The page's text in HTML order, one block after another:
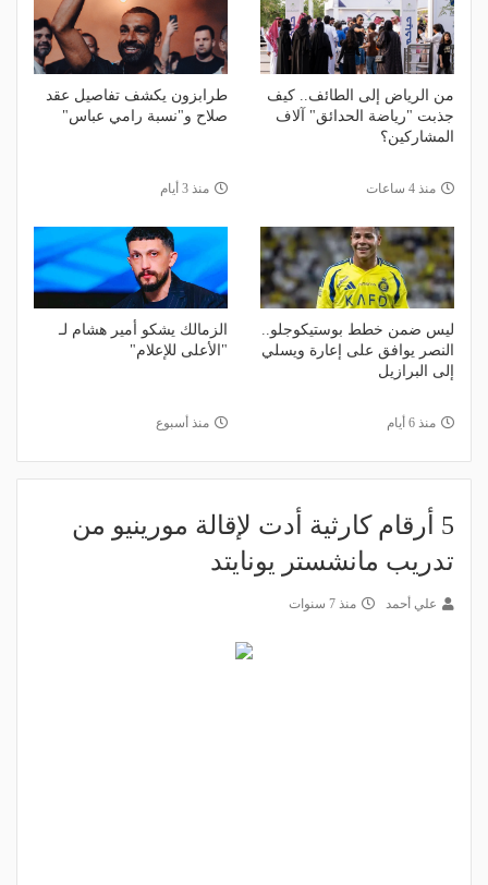
من الرياض إلى الطائف.. كيف
جذبت "رياضة الحدائق" آلاف
المشاركين؟
منذ 4 ساعات
طرابزون يكشف تفاصيل عقد
صلاح و"نسبة رامي عباس"
منذ 3 أيام
ليس ضمن خطط بوستيكوجلو..
النصر يوافق على إعارة ويسلي
إلى البرازيل
منذ 6 أيام
الزمالك يشكو أمير هشام لـ
"الأعلى للإعلام"
منذ أسبوع
5 أرقام كارثية أدت لإقالة مورينيو من
تدريب مانشستر يونايتد
علي أحمد منذ 7 سنوات